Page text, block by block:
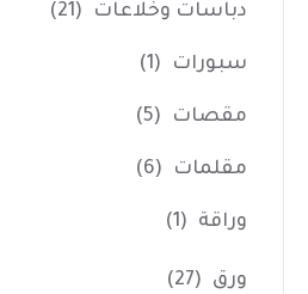
دباسات وخلاعات (21)
سبورات (1)
مقصات (5)
مقلمات (6)
وراقة (1)
ورق (27)